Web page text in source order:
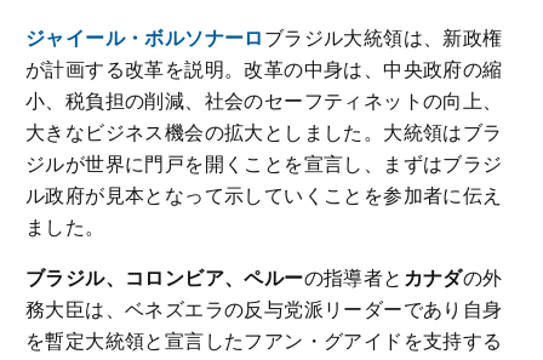
ジャイール・ボルソナーロ ブラジル大統領は、新政権
が計画する改革を説明。改革の中身は、中央政府の縮
小、税負担の削減、社会のセーフティネットの向上、
大きなビジネス機会の拡大としました。大統領はブラ
ジルが世界に門戸を開くことを宣言し、まずはブラジ
ル政府が見本となって示していくことを参加者に伝え
ました。
ブラジル、コロンビア、ペルーの指導者と カナダの外
務大臣は、ベネズエラの反与党派リーダーであり自身
を暫定大統領と宣言したフアン・グアイドを支持する